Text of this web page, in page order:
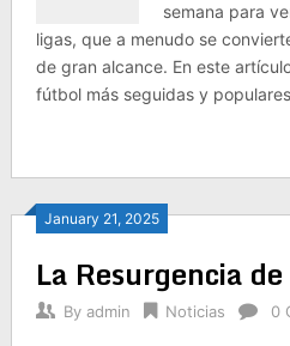
semana para
ligas, que a menudo se
de gran alcance. En este
fútbol más seguidas y
January 21, 2025
La Resurgencia
By admin Noticias 0